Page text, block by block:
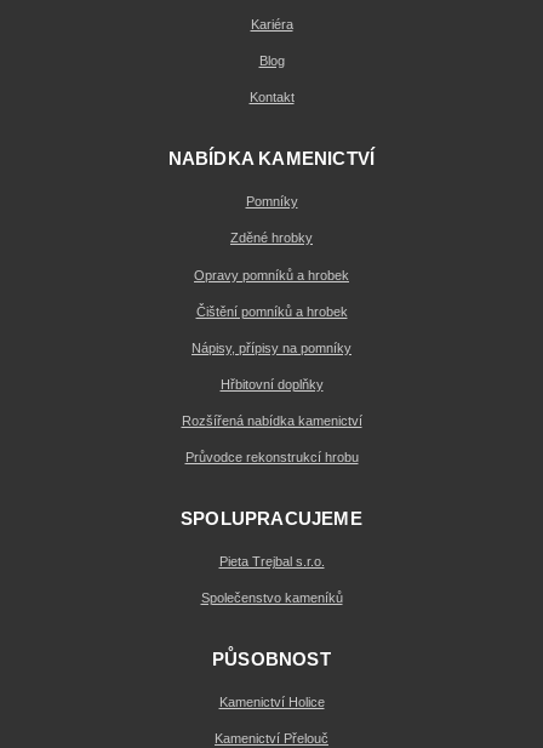
Kariéra
Blog
Kontakt
NABÍDKA KAMENICTVÍ
Pomníky
Zděné hrobky
Opravy pomníků a hrobek
Čištění pomníků a hrobek
Nápisy, přípisy na pomníky
Hřbitovní doplňky
Rozšířená nabídka kamenictví
Průvodce rekonstrukcí hrobu
SPOLUPRACUJEME
Pieta Trejbal s.r.o.
Společenstvo kameníků
PŮSOBNOST
Kamenictví Holice
Kamenictví Přelouč